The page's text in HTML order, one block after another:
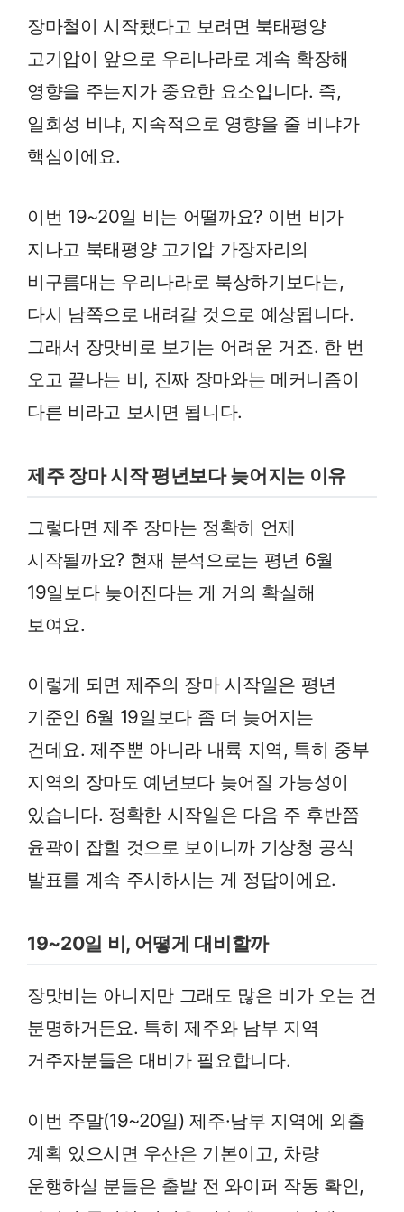
장마철이 시작됐다고 보려면 북태평양
고기압이 앞으로 우리나라로 계속 확장해
영향을 주는지가 중요한 요소입니다. 즉,
일회성 비냐, 지속적으로 영향을 줄 비냐가
핵심이에요.
이번 19~20일 비는 어떨까요? 이번 비가
지나고 북태평양 고기압 가장자리의
비구름대는 우리나라로 북상하기보다는,
다시 남쪽으로 내려갈 것으로 예상됩니다.
그래서 장맛비로 보기는 어려운 거죠. 한 번
오고 끝나는 비, 진짜 장마와는 메커니즘이
다른 비라고 보시면 됩니다.
제주 장마 시작 평년보다 늦어지는 이유
그렇다면 제주 장마는 정확히 언제
시작될까요? 현재 분석으로는 평년 6월
19일보다 늦어진다는 게 거의 확실해
보여요.
이렇게 되면 제주의 장마 시작일은 평년
기준인 6월 19일보다 좀 더 늦어지는
건데요. 제주뿐 아니라 내륙 지역, 특히 중부
지역의 장마도 예년보다 늦어질 가능성이
있습니다. 정확한 시작일은 다음 주 후반쯤
윤곽이 잡힐 것으로 보이니까 기상청 공식
발표를 계속 주시하시는 게 정답이에요.
19~20일 비, 어떻게 대비할까
장맛비는 아니지만 그래도 많은 비가 오는 건
분명하거든요. 특히 제주와 남부 지역
거주자분들은 대비가 필요합니다.
이번 주말(19~20일) 제주·남부 지역에 외출
계획 있으시면 우산은 기본이고, 차량
운행하실 분들은 출발 전 와이퍼 작동 확인,